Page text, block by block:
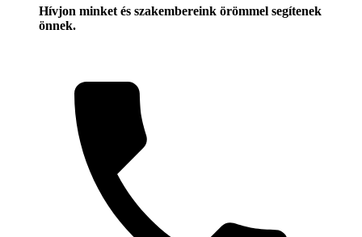
Hívjon minket és szakembereink örömmel segítenek
önnek.